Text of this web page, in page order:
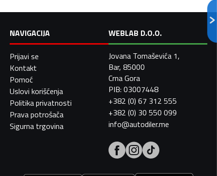
NAVIGACIJA
Prijavi se
Kontakt
Pomoć
Uslovi korišćenja
Politika privatnosti
Prava potrošača
Sigurna trgovina
WEBLAB D.O.O.
Jovana Tomaševića 1,
Bar, 85000
Crna Gora
PIB: 03007448
+382 (0) 67 312 555
+382 (0) 30 550 099
info@autodiler.me